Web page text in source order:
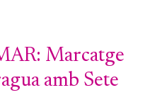
Marcatge
amb Sete